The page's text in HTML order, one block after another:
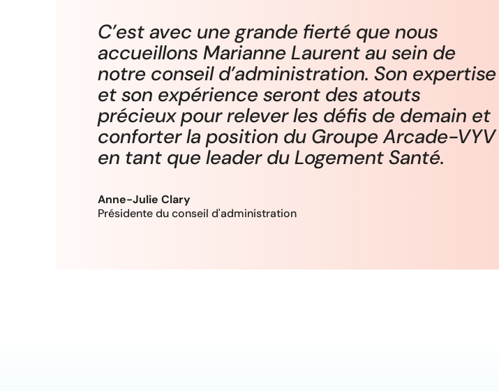
C’est avec une grande fierté que nous
accueillons Marianne Laurent au sein de
notre conseil d’administration. Son expertise
et son expérience seront des atouts
précieux pour relever les défis de demain et
conforter la position du Groupe Arcade-VYV
en tant que leader du Logement Santé.
Anne-Julie Clary
Présidente du conseil d'administration